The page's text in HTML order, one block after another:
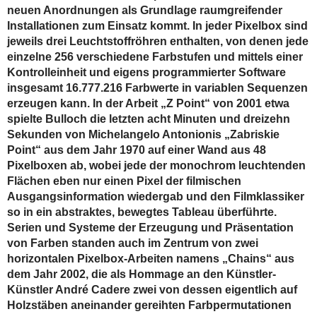
neuen Anordnungen als Grundlage raumgreifender
Installationen zum Einsatz kommt. In jeder Pixelbox sind
jeweils drei Leuchtstoffröhren enthalten, von denen jede
einzelne 256 verschiedene Farbstufen und mittels einer
Kontrolleinheit und eigens programmierter Software
insgesamt 16.777.216 Farbwerte in variablen Sequenzen
erzeugen kann. In der Arbeit „Z Point“ von 2001 etwa
spielte Bulloch die letzten acht Minuten und dreizehn
Sekunden von Michelangelo Antonionis „Zabriskie
Point“ aus dem Jahr 1970 auf einer Wand aus 48
Pixelboxen ab, wobei jede der monochrom leuchtenden
Flächen eben nur einen Pixel der filmischen
Ausgangsinformation wiedergab und den Filmklassiker
so in ein abstraktes, bewegtes Tableau überführte.
Serien und Systeme der Erzeugung und Präsentation
von Farben standen auch im Zentrum von zwei
horizontalen Pixelbox-Arbeiten namens „Chains“ aus
dem Jahr 2002, die als Hommage an den Künstler-
Künstler André Cadere zwei von dessen eigentlich auf
Holzstäben aneinander gereihten Farbpermutationen